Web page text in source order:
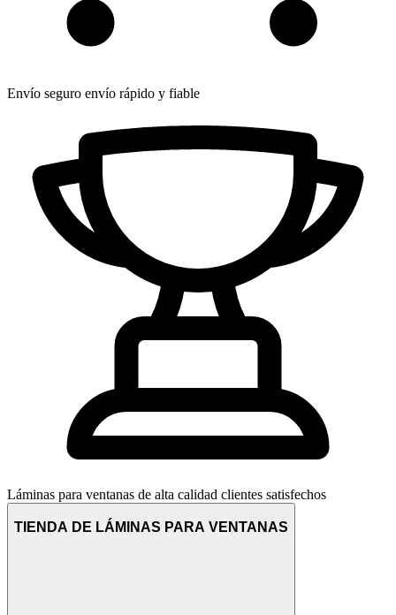
Envío seguro envío rápido y fiable
Láminas para ventanas de alta calidad clientes satisfechos
TIENDA DE LÁMINAS PARA VENTANAS